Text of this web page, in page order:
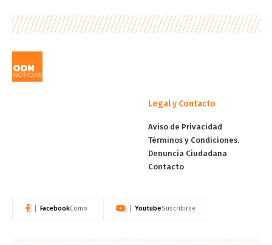
Legal y Contacto
Aviso de Privacidad
Términos y Condiciones.
Denuncia Ciudadana
Contacto
FacebookComo YoutubeSuscribirse